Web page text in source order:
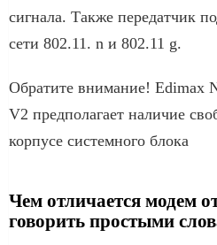
сигнала. Также передатчик
сети 802.11. n и 802.11 g.
Обратите внимание! Edimax
V2 предполагает наличие
корпусе системного блока
Чем отличается модем
говорить простыми